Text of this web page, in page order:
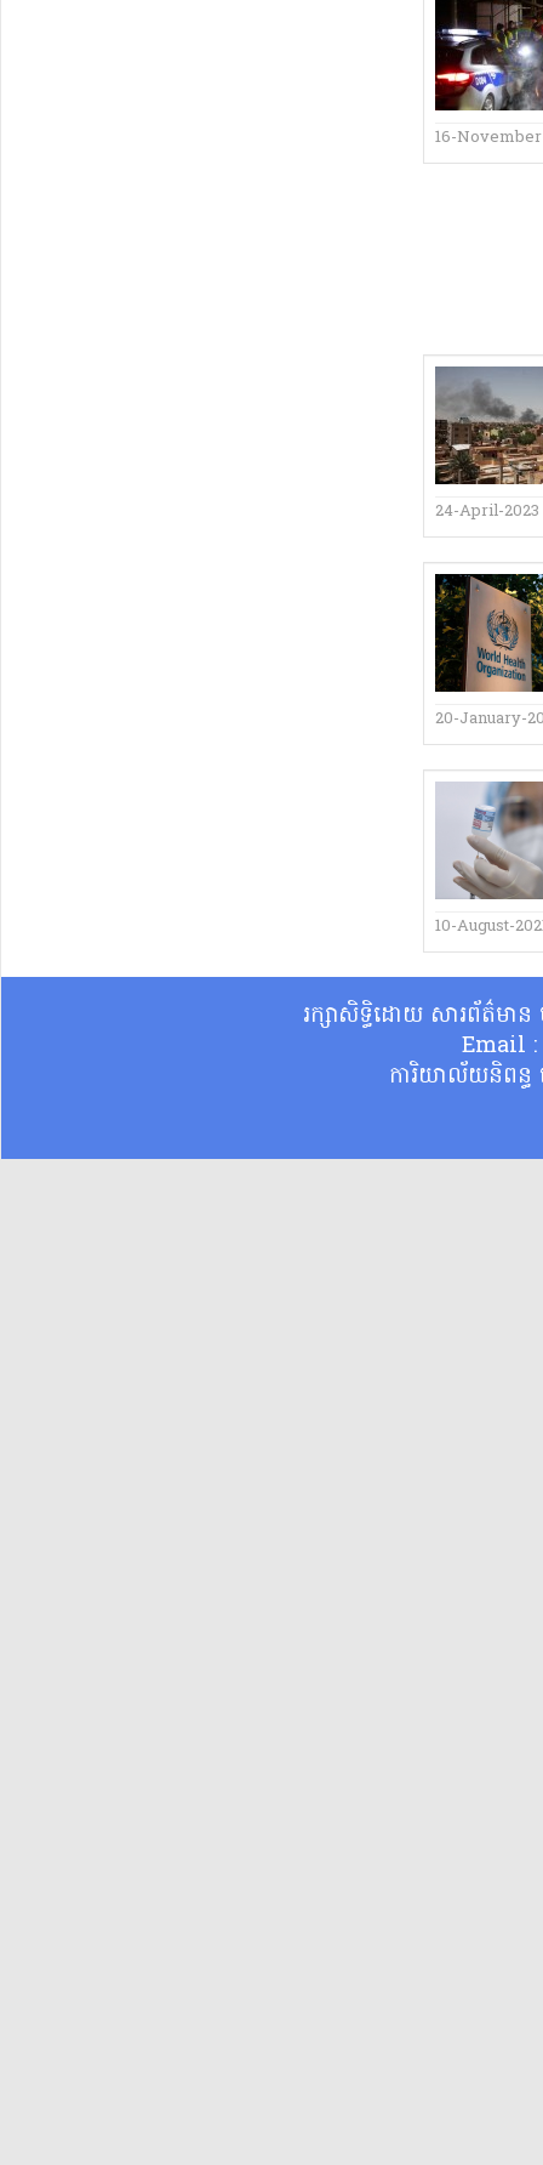
16-
24-April-2023
20-January-
10-August-
រក្សាសិទ្ធិដោយ សារព័ត៌មា
Email
ការិយាល័យនិពន្ធ